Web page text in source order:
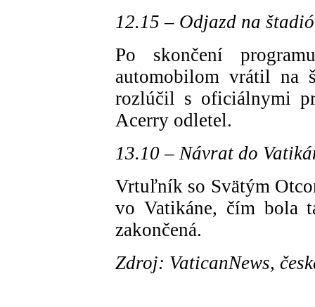
12.15 – Odjazd na
Po skončení
automobilom vrátil na
rozlúčil s oficiálnymi
Acerry odletel.
13.10 – Návrat do
Vrtuľník so Svätým
vo Vatikáne, čím bola
zakončená.
Zdroj: VaticanNews,